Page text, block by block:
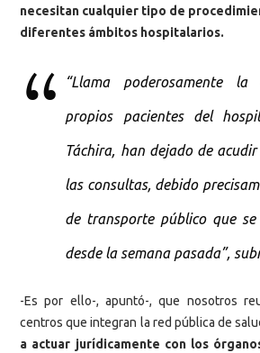
necesitan cualquier tipo de
diferentes ámbitos hospitalarios.
“Llama poderosamente
propios pacientes del
Táchira, han dejado de
las consultas, debido
de transporte público que
desde la semana pasada”,
-Es por ello-, apuntó-, que nosotros
centros que integran la red pública de
a actuar jurídicamente con los